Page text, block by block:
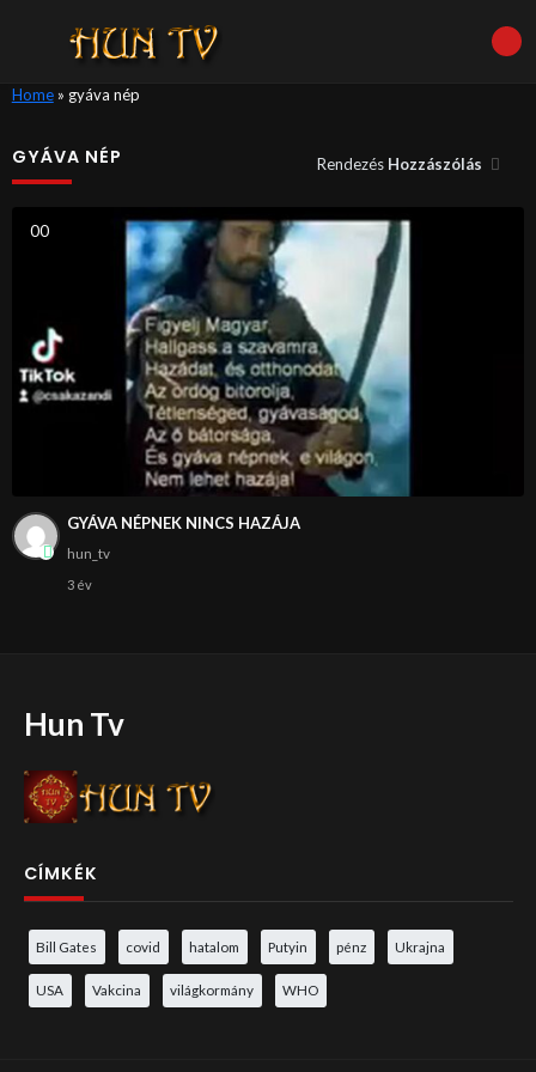
Home» gyáva nép
GYÁVA NÉP Rendezés Hozzászólás
00
GYÁVA NÉPNEK NINCS HAZÁJA
hun_tv
3 év
Hun Tv
CÍMKÉK
Bill Gates covid hatalom Putyin pénz Ukrajna
USA Vakcina világkormány WHO